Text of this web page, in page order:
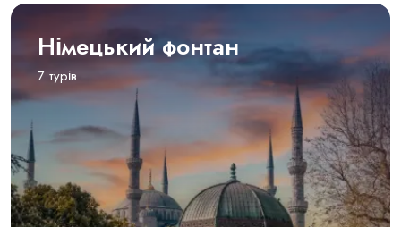
Німецький фонтан
7 турів